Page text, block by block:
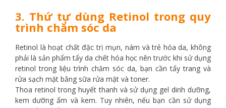
3. Thứ tự dùng Retinol trong quy
trình chăm sóc da
Retinol là hoạt chất đặc trị mụn, nám và trẻ hóa da, không
phải là sản phẩm tẩy da chết hóa học nên trước khi sử dụng
retinol trong liệu trình chăm sóc da, bạn cần tẩy trang và
rửa sạch mặt bằng sữa rửa mặt và toner.
Thoa retinol trong huyết thanh và sử dụng gel dinh dưỡng,
kem dưỡng ẩm và kem. Tuy nhiên, nếu bạn cần sử dụng